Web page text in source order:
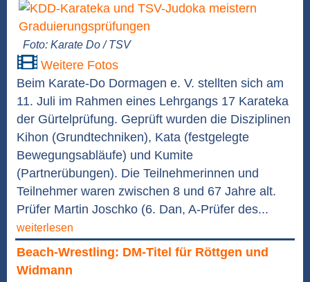
Foto: Karate Do / TSV
Weitere Fotos
Beim Karate-Do Dormagen e. V. stellten sich am
11. Juli im Rahmen eines Lehrgangs 17 Karateka
der Gürtelprüfung. Geprüft wurden die Disziplinen
Kihon (Grundtechniken), Kata (festgelegte
Bewegungsabläufe) und Kumite
(Partnerübungen). Die Teilnehmerinnen und
Teilnehmer waren zwischen 8 und 67 Jahre alt.
Prüfer Martin Joschko (6. Dan, A-Prüfer des...
weiterlesen
Beach-Wrestling: DM-Titel für Röttgen und
Widmann